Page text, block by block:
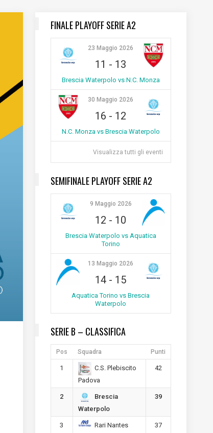
FINALE PLAYOFF SERIE A2
23 Maggio 2026
11 - 13
Brescia Waterpolo vs N.C. Monza
30 Maggio 2026
16 - 12
N.C. Monza vs Brescia Waterpolo
Visualizza tutti gli eventi
SEMIFINALE PLAYOFF SERIE A2
9 Maggio 2026
12 - 10
Brescia Waterpolo vs Aquatica
Torino
13 Maggio 2026
14 - 15
Aquatica Torino vs Brescia
Waterpolo
SERIE B – CLASSIFICA
Pos Squadra Punti
1
C.S. Plebiscito
Padova
42
2
Brescia
Waterpolo
39
3
Rari Nantes
37